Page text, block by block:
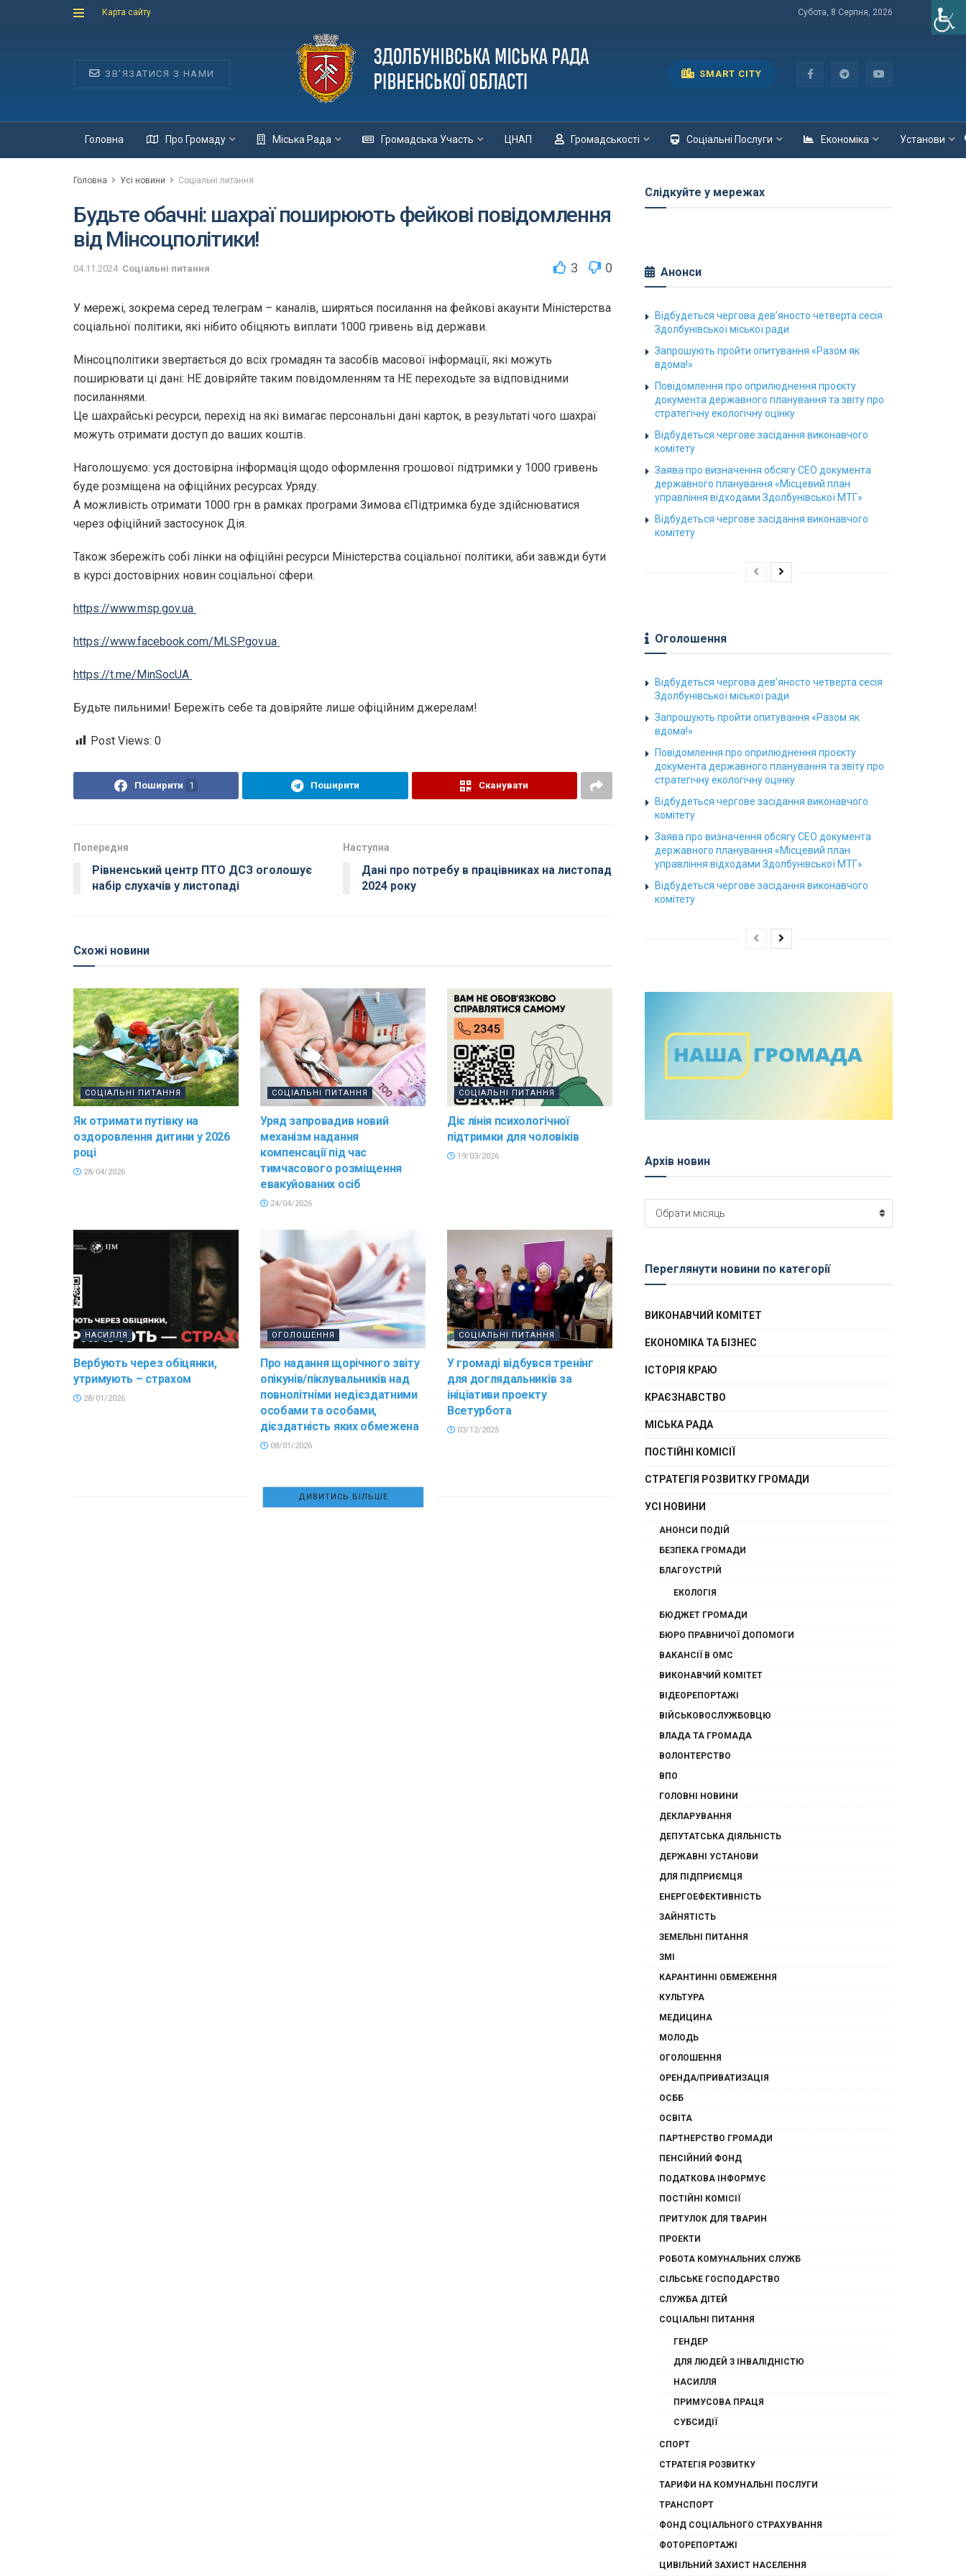
Карта сайту Субота, 8 Серпня, 2026
ЗВ'ЯЗАТИСЯ З НАМИ SMART CITY
Головна Про Громаду Міська Рада Громадська Участь ЦНАП Громадськості Соціальні Послуги Економіка Установи
Головна Усі новини Соціальні питання
Будьте обачні: шахраї поширюють фейкові повідомлення
від Мінсоцполітики!
04.11.2024 Соціальні питання 3 0
У мережі, зокрема серед телеграм – каналів, ширяться посилання на фейкові акаунти Міністерства
соціальної політики, які нібито обіцяють виплати 1000 гривень від держави.
Мінсоцполітики звертається до всіх громадян та засобів масової інформації, які можуть
поширювати ці дані: НЕ довіряйте таким повідомленням та НЕ переходьте за відповідними
посиланнями.
Це шахрайські ресурси, перехід на які вимагає персональні дані карток, в результаті чого шахраї
можуть отримати доступ до ваших коштів.
Наголошуємо: уся достовірна інформація щодо оформлення грошової підтримки у 1000 гривень
буде розміщена на офіційних ресурсах Уряду.
А можливість отримати 1000 грн в рамках програми Зимова єПідтримка буде здійснюватися
через офіційний застосунок Дія.
Також збережіть собі лінки на офіційні ресурси Міністерства соціальної політики, аби завжди бути
в курсі достовірних новин соціальної сфери.
https://www.msp.gov.ua
https://www.facebook.com/MLSP.gov.ua
https://t.me/MinSocUA
Будьте пильними! Бережіть себе та довіряйте лише офіційним джерелам!
Post Views: 0
Поширити 1 Поширити Сканувати
Попередня
Рівненський центр ПТО ДСЗ оголошує
набір слухачів у листопаді
Наступна
Дані про потребу в працівниках на листопад
2024 року
Схожі новини
СОЦІАЛЬНІ ПИТАННЯ
Як отримати путівку на
оздоровлення дитини у 2026
році
28/04/2026
СОЦІАЛЬНІ ПИТАННЯ
Уряд запровадив новий
механізм надання
компенсації під час
тимчасового розміщення
евакуйованих осіб
24/04/2026
СОЦІАЛЬНІ ПИТАННЯ
Діє лінія психологічної
підтримки для чоловіків
19/03/2026
НАСИЛЛЯ
Вербують через обіцянки,
утримують – страхом
28/01/2026
ОГОЛОШЕННЯ
Про надання щорічного звіту
опікунів/піклувальників над
повнолітніми недієздатними
особами та особами,
дієздатність яких обмежена
08/01/2026
СОЦІАЛЬНІ ПИТАННЯ
У громаді відбувся тренінг
для доглядальників за
ініціативи проекту
Всетурбота
03/12/2025
ДИВИТИСЬ БІЛЬШЕ
Слідкуйте у мережах
Анонси
Відбудеться чергова дев’яносто четверта сесія
Здолбунівської міської ради
Запрошують пройти опитування «Разом як
вдома!»
Повідомлення про оприлюднення проєкту
документа державного планування та звіту про
стратегічну екологічну оцінку
Відбудеться чергове засідання виконавчого
комітету
Заява про визначення обсягу СЕО документа
державного планування «Місцевий план
управління відходами Здолбунівської МТГ»
Відбудеться чергове засідання виконавчого
комітету
Оголошення
Відбудеться чергова дев’яносто четверта сесія
Здолбунівської міської ради
Запрошують пройти опитування «Разом як
вдома!»
Повідомлення про оприлюднення проєкту
документа державного планування та звіту про
стратегічну екологічну оцінку
Відбудеться чергове засідання виконавчого
комітету
Заява про визначення обсягу СЕО документа
державного планування «Місцевий план
управління відходами Здолбунівської МТГ»
Відбудеться чергове засідання виконавчого
комітету
Архів новин
Архів
новин
Обрати місяць
Переглянути новини по категорії
ВИКОНАВЧИЙ КОМІТЕТ
ЕКОНОМІКА ТА БІЗНЕС
ІСТОРІЯ КРАЮ
КРАЄЗНАВСТВО
МІСЬКА РАДА
ПОСТІЙНІ КОМІСІЇ
СТРАТЕГІЯ РОЗВИТКУ ГРОМАДИ
УСІ НОВИНИ
АНОНСИ ПОДІЙ
БЕЗПЕКА ГРОМАДИ
БЛАГОУСТРІЙ
ЕКОЛОГІЯ
БЮДЖЕТ ГРОМАДИ
БЮРО ПРАВНИЧОЇ ДОПОМОГИ
ВАКАНСІЇ В ОМС
ВИКОНАВЧИЙ КОМІТЕТ
ВІДЕОРЕПОРТАЖІ
ВІЙСЬКОВОСЛУЖБОВЦЮ
ВЛАДА ТА ГРОМАДА
ВОЛОНТЕРСТВО
ВПО
ГОЛОВНІ НОВИНИ
ДЕКЛАРУВАННЯ
ДЕПУТАТСЬКА ДІЯЛЬНІСТЬ
ДЕРЖАВНІ УСТАНОВИ
ДЛЯ ПІДПРИЄМЦЯ
ЕНЕРГОЕФЕКТИВНІСТЬ
ЗАЙНЯТІСТЬ
ЗЕМЕЛЬНІ ПИТАННЯ
ЗМІ
КАРАНТИННІ ОБМЕЖЕННЯ
КУЛЬТУРА
МЕДИЦИНА
МОЛОДЬ
ОГОЛОШЕННЯ
ОРЕНДА/ПРИВАТИЗАЦІЯ
ОСББ
ОСВІТА
ПАРТНЕРСТВО ГРОМАДИ
ПЕНСІЙНИЙ ФОНД
ПОДАТКОВА ІНФОРМУЄ
ПОСТІЙНІ КОМІСІЇ
ПРИТУЛОК ДЛЯ ТВАРИН
ПРОЕКТИ
РОБОТА КОМУНАЛЬНИХ СЛУЖБ
СІЛЬСЬКЕ ГОСПОДАРСТВО
СЛУЖБА ДІТЕЙ
СОЦІАЛЬНІ ПИТАННЯ
ГЕНДЕР
ДЛЯ ЛЮДЕЙ З ІНВАЛІДНІСТЮ
НАСИЛЛЯ
ПРИМУСОВА ПРАЦЯ
СУБСИДІЇ
СПОРТ
СТРАТЕГІЯ РОЗВИТКУ
ТАРИФИ НА КОМУНАЛЬНІ ПОСЛУГИ
ТРАНСПОРТ
ФОНД СОЦІАЛЬНОГО СТРАХУВАННЯ
ФОТОРЕПОРТАЖІ
ЦИВІЛЬНИЙ ЗАХИСТ НАСЕЛЕННЯ